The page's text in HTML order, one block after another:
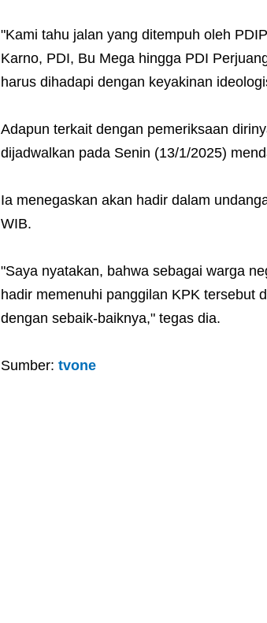
"Kami tahu jalan yang ditempuh oleh
Karno, PDI, Bu Mega hingga PDI
harus dihadapi dengan keyakinan
Adapun terkait dengan pemeriksaan
dijadwalkan pada Senin (13/1/2025)
Ia menegaskan akan hadir dalam
WIB.
"Saya nyatakan, bahwa sebagai warga
hadir memenuhi panggilan KPK tersebut
dengan sebaik-baiknya," tegas dia.
Sumber: tvone